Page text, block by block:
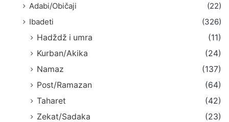
Adabi/Običaji
(22)
Ibadeti
(326)
Hadždž i umra
(11)
Kurban/Akika
(24)
Namaz
(137)
Post/Ramazan
(64)
Taharet
(42)
Zekat/Sadaka
(23)